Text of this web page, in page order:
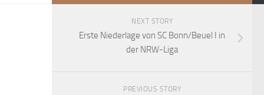
NEXT STORY
Erste Niederlage von SC Bonn/Beuel I in
der NRW-Liga
PREVIOUS STORY